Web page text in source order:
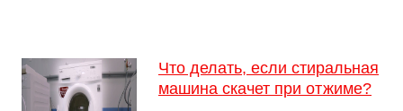
Что делать, если стиральная
машина скачет при отжиме?